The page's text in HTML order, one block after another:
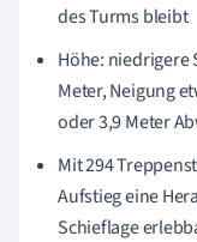
des Turms bleibt
Höhe: niedrigere
Meter, Neigung
oder 3,9 Meter
Mit 294
Aufstieg eine
Schieflage